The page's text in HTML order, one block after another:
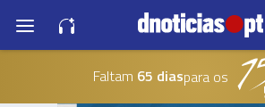
Faltam 65 diaspara os